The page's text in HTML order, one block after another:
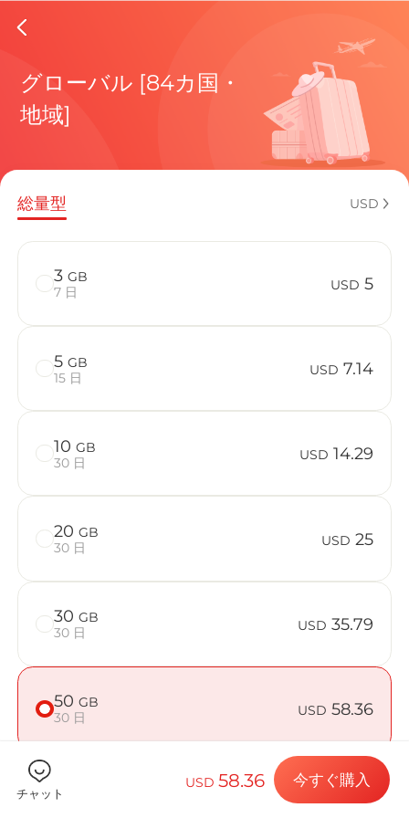
現在の目
eSIMの利
Hungary
Billion
目的地とデ
eSIMをイン
データプラ
グローバル [84カ国・
地域]
総量型 USD
3 GB
7 日
USD 5
5 GB
15 日
USD 7.14
10 GB
30 日
USD 14.29
20 GB
30 日
USD 25
30 GB
30 日
USD 35.79
50 GB
30 日
USD 58.36
チャット
USD58.36 今すぐ購入